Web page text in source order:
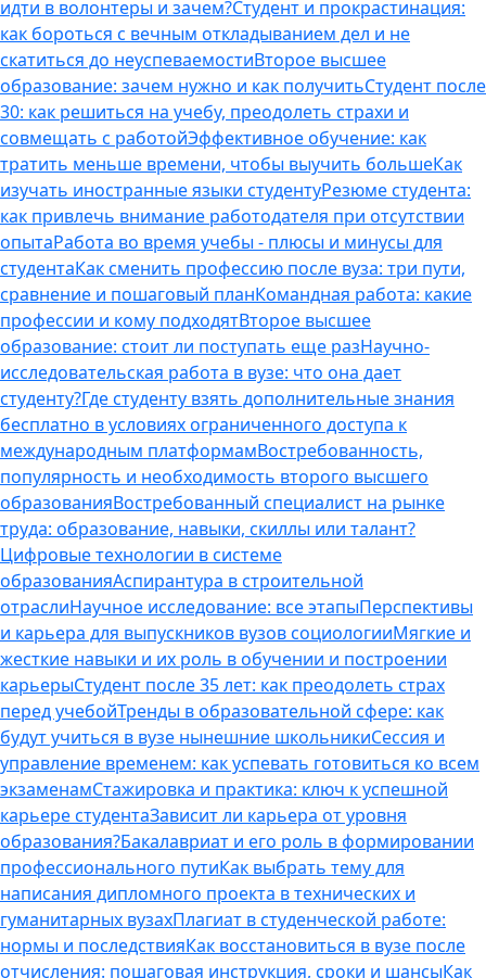
идти в волонтеры и зачем?Студент и прокрастинация:
как бороться с вечным откладыванием дел и не
скатиться до неуспеваемостиВторое высшее
образование: зачем нужно и как получитьСтудент после
30: как решиться на учебу, преодолеть страхи и
совмещать с работойЭффективное обучение: как
тратить меньше времени, чтобы выучить большеКак
изучать иностранные языки студентуРезюме студента:
как привлечь внимание работодателя при отсутствии
опытаРабота во время учебы - плюсы и минусы для
студентаКак сменить профессию после вуза: три пути,
сравнение и пошаговый планКомандная работа: какие
профессии и кому подходятВторое высшее
образование: стоит ли поступать еще разНаучно-
исследовательская работа в вузе: что она дает
студенту?Где студенту взять дополнительные знания
бесплатно в условиях ограниченного доступа к
международным платформамВостребованность,
популярность и необходимость второго высшего
образованияВостребованный специалист на рынке
труда: образование, навыки, скиллы или талант?
Цифровые технологии в системе
образованияАспирантура в строительной
отраслиНаучное исследование: все этапыПерспективы
и карьера для выпускников вузов социологииМягкие и
жесткие навыки и их роль в обучении и построении
карьерыСтудент после 35 лет: как преодолеть страх
перед учебойТренды в образовательной сфере: как
будут учиться в вузе нынешние школьникиСессия и
управление временем: как успевать готовиться ко всем
экзаменамСтажировка и практика: ключ к успешной
карьере студентаЗависит ли карьера от уровня
образования?Бакалавриат и его роль в формировании
профессионального путиКак выбрать тему для
написания дипломного проекта в технических и
гуманитарных вузахПлагиат в студенческой работе:
нормы и последствияКак восстановиться в вузе после
отчисления: пошаговая инструкция, сроки и шансыКак